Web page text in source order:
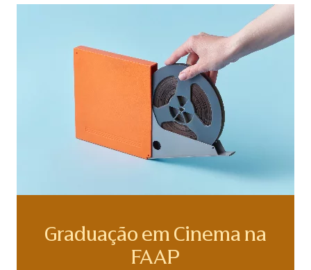
Graduação em Cinema na
FAAP